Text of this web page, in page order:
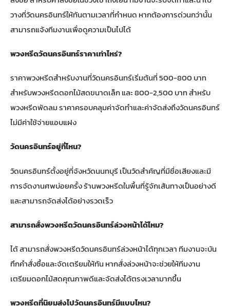
วางที่วัดนครอินทร์ให้ทันตามเวลาที่กำหนด หากต้องการด่วนกว่านั้น
สามารถแจ้งทีมงานเพื่อดูความเป็นไปได้
พวงหรีดวัดนครอินทร์ราคาเท่าไหร่?
ราคาพวงหรีดสำหรับงานที่วัดนครอินทร์เริ่มต้นที่ 500-800 บาท
สำหรับพวงหรีดดอกไม้สดขนาดเล็ก และ 800-2,500 บาท สำหรับ
พวงหรีดพัดลม ราคาครอบคลุมค่าจัดทำและค่าจัดส่งถึงวัดนครอินทร์
ไม่มีค่าใช้จ่ายแอบแฝง
วัดนครอินทร์อยู่ที่ไหน?
วัดนครอินทร์ตั้งอยู่ที่จังหวัดนนทบุรี เป็นวัดสำคัญที่มีชื่อเสียงและมี
การจัดงานศพบ่อยครั้ง ร้านพวงหรีดในพื้นที่รู้จักเส้นทางเป็นอย่างดี
และสามารถจัดส่งได้อย่างรวดเร็ว
สามารถสั่งพวงหรีดวัดนครอินทร์ล่วงหน้าได้ไหม?
ได้ สามารถสั่งพวงหรีดวัดนครอินทร์ล่วงหน้าได้ทุกเวลา ทีมงานจะบัน
ทึกคำสั่งซื้อและจัดเตรียมให้ทัน หากสั่งล่วงหน้าจะช่วยให้ทีมงาน
เตรียมดอกไม้สดคุณภาพดีและจัดส่งได้ตรงเวลามากขึ้น
พวงหรีดที่นิยมส่งไปวัดนครอินทร์มีแบบไหน?